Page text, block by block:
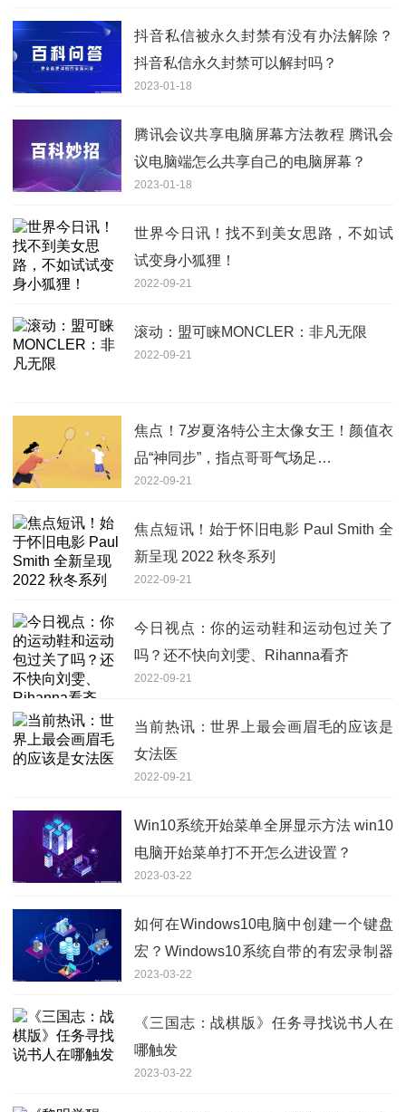
抖音私信被永久封禁有没有办法解除？
抖音私信永久封禁可以解封吗？
2023-01-18
腾讯会议共享电脑屏幕方法教程 腾讯会
议电脑端怎么共享自己的电脑屏幕？
2023-01-18
世界今日讯！找不到美女思路，不如试
试变身小狐狸！
2022-09-21
滚动：盟可睐MONCLER：非凡无限
2022-09-21
焦点！7岁夏洛特公主太像女王！颜值衣
品“神同步”，指点哥哥气场足…
2022-09-21
焦点短讯！始于怀旧电影 Paul Smith 全
新呈现 2022 秋冬系列
2022-09-21
今日视点：你的运动鞋和运动包过关了
吗？还不快向刘雯、Rihanna看齐
2022-09-21
当前热讯：世界上最会画眉毛的应该是
女法医
2022-09-21
Win10系统开始菜单全屏显示方法 win10
电脑开始菜单打不开怎么进设置？
2023-03-22
如何在Windows10电脑中创建一个键盘
宏？Windows10系统自带的有宏录制器
吗？
2023-03-22
《三国志：战棋版》任务寻找说书人在
哪触发
2023-03-22